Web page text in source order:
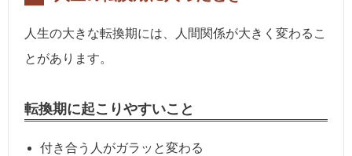
人生の大きな転換期には、人間関係が大きく変わるこ
とがあります。
転換期に起こりやすいこと
付き合う人がガラッと変わる